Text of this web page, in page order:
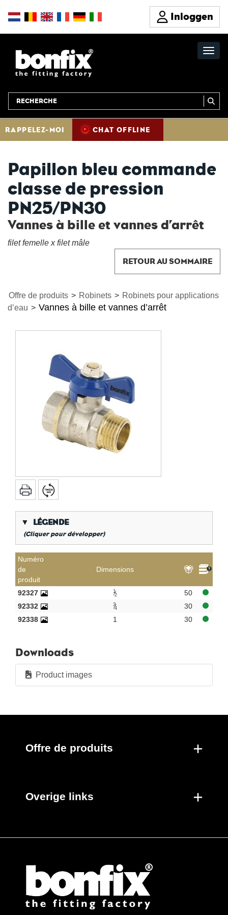
Inloggen
RAPPELEZ-MOI CHAT OFFLINE
Papillon bleu commande
classe de pression
PN25/PN30
Vannes à bille et vannes d’arrêt
filet femelle x filet mâle
RETOUR AU SOMMAIRE
Offre de produits > Robinets > Robinets pour applications
d’eau > Vannes à bille et vannes d’arrêt
▼ LÉGENDE
(Cliquer pour développer)
*
**
Long filetage interne gaz
KVBG
De Koninklijke Vereniging van Belgische
G
CR
chrome poli
Par sac
Par boîte
Numéro
de
produit
Dimensions
92327 1
2
50
92332
3
4
30
92338
1 30
Downloads
Product images
Offre de produits
Overige links